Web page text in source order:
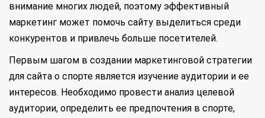
внимание многих людей, поэтому эффективный
маркетинг может помочь сайту выделиться среди
конкурентов и привлечь больше посетителей.
Первым шагом в создании маркетинговой стратегии
для сайта о спорте является изучение аудитории и ее
интересов. Необходимо провести анализ целевой
аудитории, определить ее предпочтения в спорте,